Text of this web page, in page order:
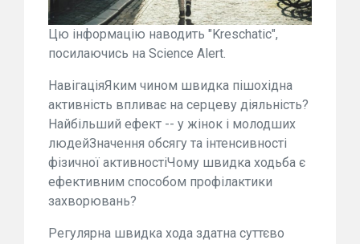
Цю інформацію наводить "Kreschatic",
посилаючись на Science Alert.
НавігаціяЯким чином швидка пішохідна
активність впливає на серцеву діяльність?
Найбільший ефект -- у жінок і молодших
людейЗначення обсягу та інтенсивності
фізичної активностіЧому швидка ходьба є
ефективним способом профілактики
захворювань?
Регулярна швидка хода здатна суттєво